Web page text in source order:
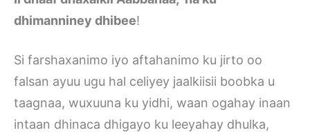
dhimanniney dhibee!
Si farshaxanimo iyo aftahanimo ku jirto oo
falsan ayuu ugu hal celiyey jaalkiisii boobka u
taagnaa, wuxuuna ku yidhi, waan ogahay inaan
intaan dhinaca dhigayo ku leeyahay dhulka,